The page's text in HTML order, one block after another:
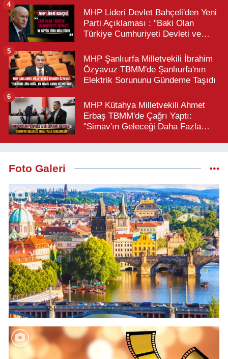
MHP Lideri Devlet Bahçeli'den Yeni
Parti Açıklaması : "Baki Olan
Türkiye Cumhuriyeti Devleti ve
4
MHP Şanlıurfa Milletvekili İbrahim
Özyavuz TBMM'de Şanlıurfa'nın
Elektrik Sorununu Gündeme Taşıdı
5
MHP Kütahya Milletvekili Ahmet
Erbaş TBMM'de Çağrı Yaptı:
"Simav'ın Geleceği Daha Fazla
6
Foto Galeri